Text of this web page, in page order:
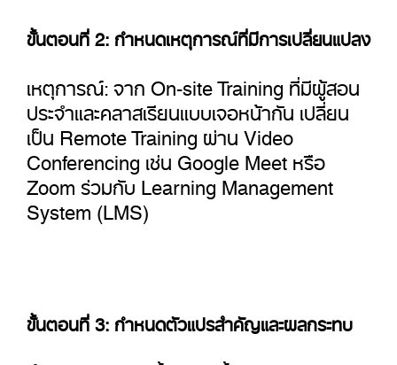
ขั้นตอนที่ 2: กำหนดเหตุการณ์ที่มีการเปลี่ยนแปลง
เหตุการณ์: จาก On-site Training ที่มีผู้สอน
ประจำและคลาสเรียนแบบเจอหน้ากัน เปลี่ยน
เป็น Remote Training ผ่าน Video
Conferencing เช่น Google Meet หรือ
Zoom ร่วมกับ Learning Management
System (LMS)
ขั้นตอนที่ 3: กำหนดตัวแปรสำคัญและผลกระทบ